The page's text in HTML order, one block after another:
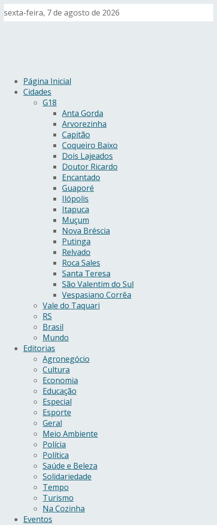
sexta-feira, 7 de agosto de 2026
Página Inicial
Cidades
G18
Anta Gorda
Arvorezinha
Capitão
Coqueiro Baixo
Dois Lajeados
Doutor Ricardo
Encantado
Guaporé
Ilópolis
Itapuca
Muçum
Nova Bréscia
Putinga
Relvado
Roca Sales
Santa Teresa
São Valentim do Sul
Vespasiano Corrêa
Vale do Taquari
RS
Brasil
Mundo
Editorias
Agronegócio
Cultura
Economia
Educação
Especial
Esporte
Geral
Meio Ambiente
Polícia
Política
Saúde e Beleza
Solidariedade
Tempo
Turismo
Na Cozinha
Eventos